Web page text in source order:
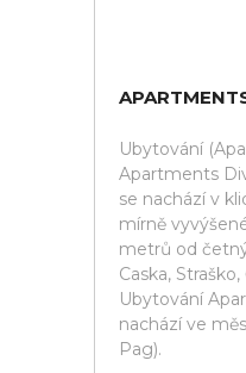
Ubytování
Apartments
se nachází v
mírně
metrů od
Caska,
Ubytování
nachází ve
Pag).